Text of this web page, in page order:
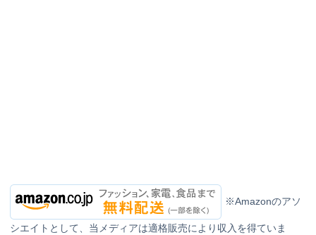
※Amazonのアソ
シエイトとして、当メディアは適格販売により収入を得ていま